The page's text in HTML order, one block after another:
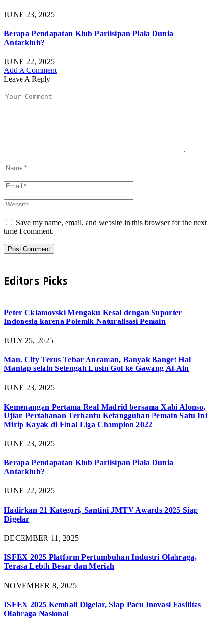
JUNE 23, 2025
Berapa Pendapatan Klub Partisipan Piala Dunia
Antarklub?
JUNE 22, 2025
Add A Comment
Leave A Reply
Save my name, email, and website in this browser for the next
time I comment.
Editors Picks
Peter Cklamovski Mengaku Kesal dengan Suporter
Indonesia karena Polemik Naturalisasi Pemain
JULY 25, 2025
Man. City Terus Tebar Ancaman, Banyak Banget Hal
Mantap selain Setengah Lusin Gol ke Gawang Al-Ain
JUNE 23, 2025
Kemenangan Pertama Real Madrid bersama Xabi Alonso,
Ujian Pertahanan Terbantu Ketangguhan Pemain Satu Ini
Mirip Kayak di Final Liga Champion 2022
JUNE 23, 2025
Berapa Pendapatan Klub Partisipan Piala Dunia
Antarklub?
JUNE 22, 2025
Hadirkan 21 Kategori, Santini JMTV Awards 2025 Siap
Digelar
DECEMBER 11, 2025
ISFEX 2025 Platform Pertumbuhan Industri Olahraga,
Terasa Lebih Besar dan Meriah
NOVEMBER 8, 2025
ISFEX 2025 Kembali Digelar, Siap Pacu Inovasi Fasilitas
Olahraga Nasional